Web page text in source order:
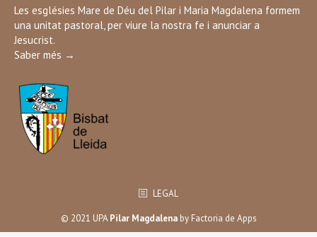
in
new
window
Les esglésies Mare de Déu del Pilar i Maria Magdalena formem
una unitat pastoral, per viure la nostra fe i anunciar a
Jesucrist.
Saber més →
LEGAL
© 2021 UPAPilar Magdalenaby Factoria de Apps